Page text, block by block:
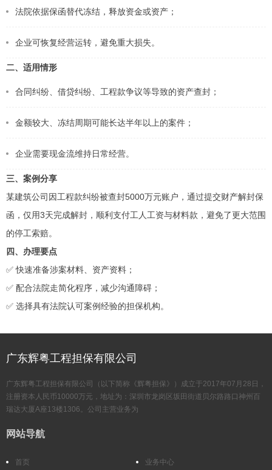
法院依据保函替代冻结，释放资金或资产；
企业可恢复经营运转，避免重大损失。
二、适用情形
合同纠纷、借贷纠纷、工程款争议等导致的资产查封；
金额较大、冻结周期可能长达半年以上的案件；
企业需要现金流维持日常经营。
三、案例分享
某建筑公司因工程款纠纷被查封5000万元账户，通过提交财产解封保
函，仅用3天完成解封，顺利支付工人工资与材料款，避免了更大范围
的停工索赔。
四、办理要点
✅ 快速准备涉案材料、资产资料；
✅ 配合法院走简化程序，减少沟通障碍；
✅ 选择具有法院认可案例经验的担保机构。
广东辉粤工程担保有限公司
广东辉粤工程担保有限公司（以下简称《辉粤担保》）成立于2017年07月28日，
注册资本人民币10000万元，地址为：深圳市龙岗区坂田街道贝尔路路口神州百
瑞达大厦A座13楼1306。公司主营业务为
网站导航
首页 业务中心